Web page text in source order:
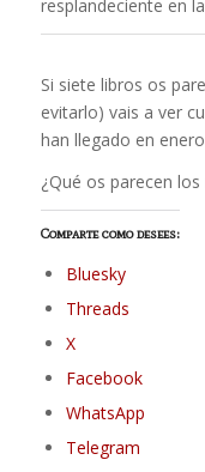
resplandeciente en
Si siete libros os
evitarlo) vais a ver
han llegado en
¿Qué os parecen
Comparte como desees:
Bluesky
Threads
X
Facebook
WhatsApp
Telegram